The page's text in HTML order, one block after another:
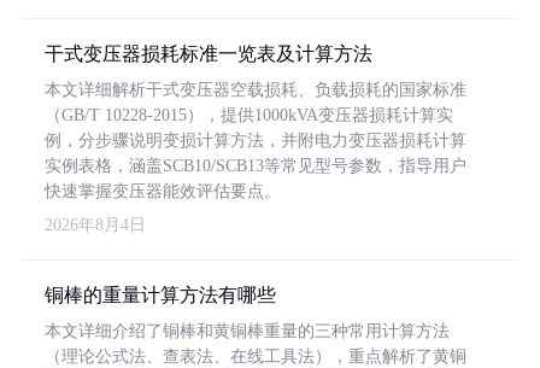
干式变压器损耗标准一览表及计算方法
本文详细解析干式变压器空载损耗、负载损耗的国家标准
（GB/T 10228-2015），提供1000kVA变压器损耗计算实
例，分步骤说明变损计算方法，并附电力变压器损耗计算
实例表格，涵盖SCB10/SCB13等常见型号参数，指导用户
快速掌握变压器能效评估要点。
2026年8月4日
铜棒的重量计算方法有哪些
本文详细介绍了铜棒和黄铜棒重量的三种常用计算方法
（理论公式法、查表法、在线工具法），重点解析了黄铜